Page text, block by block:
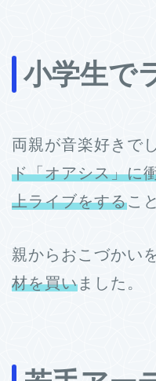
小学生で
両親が音楽好きで
ド「オアシス」に
上ライブをするこ
親からおこづかい
材を買いました。